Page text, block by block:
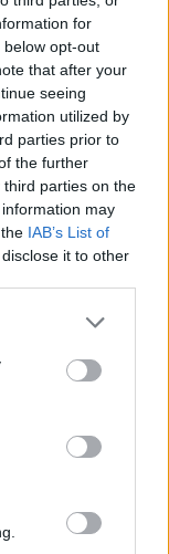
for
opt-out
that after your
seeing
utilized by
parties prior to
the further
parties on the
may
IAB’s List of
it to other
8 παραβάσεις
Google
ειδήσεις